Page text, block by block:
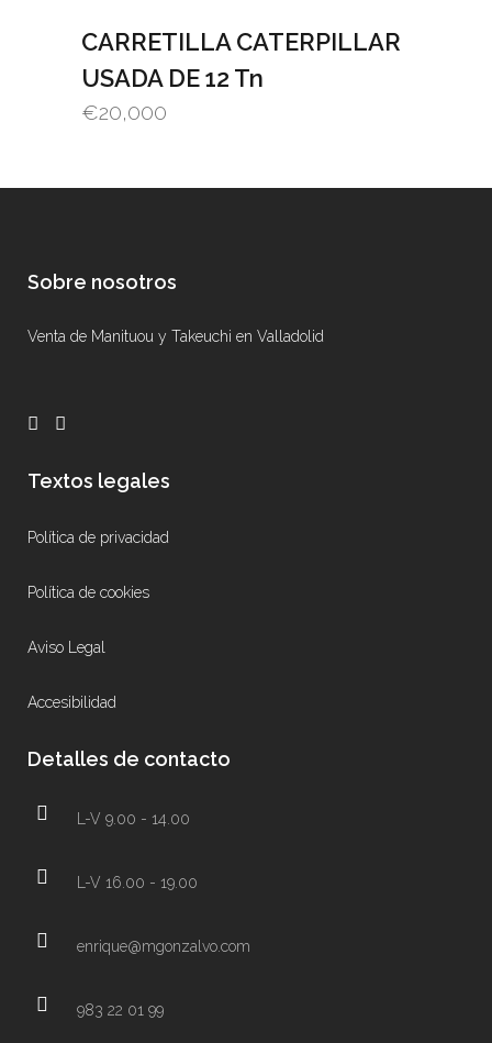
CARRETILLA CATERPILLAR
USADA DE 12 Tn
€20,000
Sobre nosotros
Venta de Manituou y Takeuchi en Valladolid
Textos legales
Política de privacidad
Política de cookies
Aviso Legal
Accesibilidad
Detalles de contacto
L-V 9.00 - 14.00
L-V 16.00 - 19.00
enrique@mgonzalvo.com
983 22 01 99